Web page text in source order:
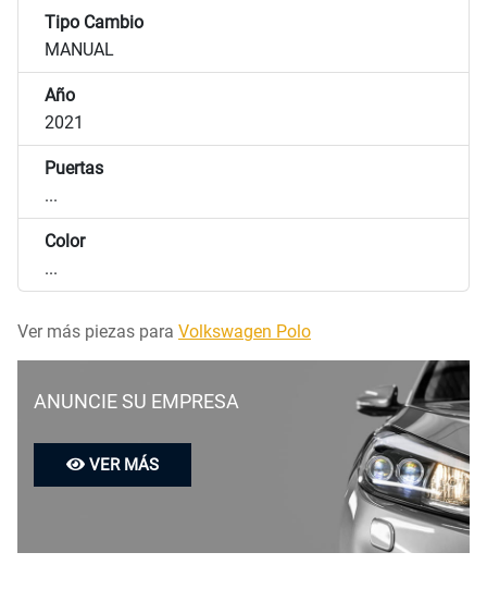
Tipo Cambio
MANUAL
Año
2021
Puertas
...
Color
...
Ver más piezas para Volkswagen Polo
ANUNCIE SU EMPRESA
VER MÁS